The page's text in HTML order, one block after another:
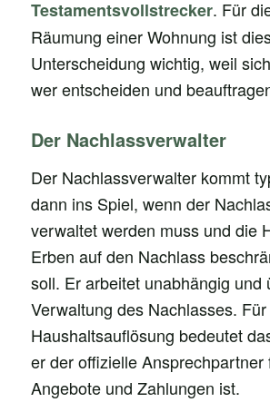
Testamentsvollstrecker. Für
Räumung einer Wohnung ist
Unterscheidung wichtig, weil
wer entscheiden und
Der Nachlassverwalter
Der Nachlassverwalter kommt
dann ins Spiel, wenn der
verwaltet werden muss und die
Erben auf den Nachlass
soll. Er arbeitet unabhängig und
Verwaltung des Nachlasses.
Haushaltsauflösung bedeutet
er der offizielle Ansprechpartner
Angebote und Zahlungen ist.